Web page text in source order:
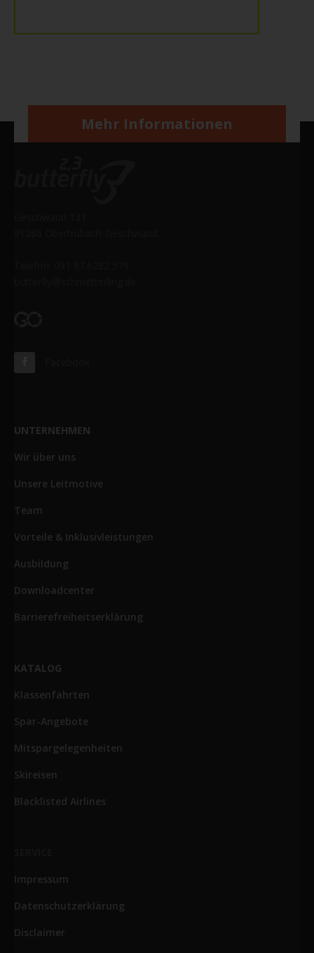
Mehr Informationen
UNTERNEHMEN
Wir über uns
Unsere Leitmotive
Team
Vorteile & Inklusivleistungen
Ausbildung
Downloadcenter
Barrierefreiheitserklärung
KATALOG
Klassenfahrten
Spar-Angebote
Mitspargelegenheiten
Skireisen
Blacklisted Airlines
Impressum
Datenschutzerklärung
Disclaimer